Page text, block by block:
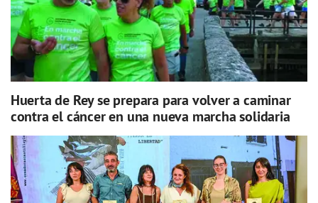
Huerta de Rey se prepara para volver a caminar
contra el cáncer en una nueva marcha solidaria